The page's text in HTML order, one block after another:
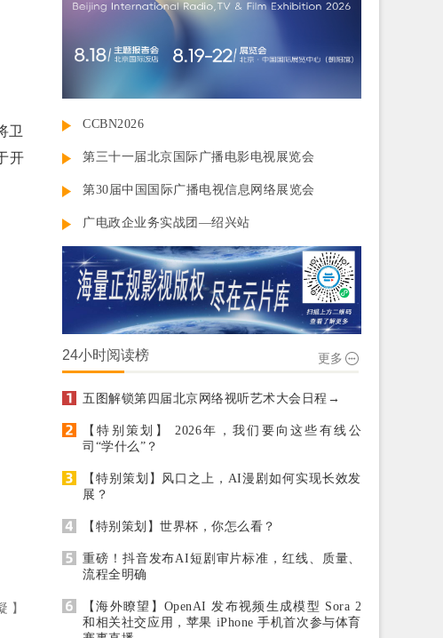
卫
开
】
CCBN2026
第三十一届北京国际广播电影电视展览会
第30届中国国际广播电视信息网络展览会
广电政企业务实战团—绍兴站
24小时阅读榜 更多
五图解锁第四届北京网络视听艺术大会日程→
【特别策划】 2026年，我们要向这些有线公
司“学什么”？
【特别策划】风口之上，AI漫剧如何实现长效发
展？
【特别策划】世界杯，你怎么看？
重磅！抖音发布AI短剧审片标准，红线、质量、
流程全明确
【海外瞭望】OpenAI 发布视频生成模型 Sora 2
和相关社交应用，苹果 iPhone 手机首次参与体育